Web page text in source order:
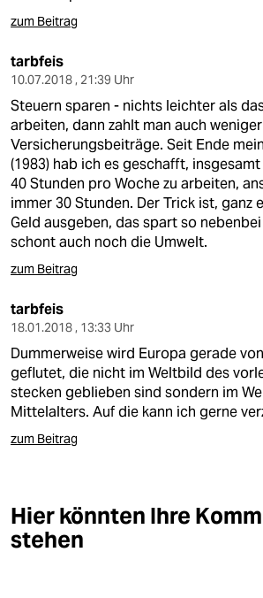
zum Beitrag
tarbfeis
10.07.2018 , 21:39 Uhr
Steuern sparen - nichts leichter als
arbeiten, dann zahlt man auch
Versicherungsbeiträge. Seit Ende
(1983) hab ich es geschafft,
40 Stunden pro Woche zu arbeiten,
immer 30 Stunden. Der Trick ist, ganz
Geld ausgeben, das spart so
schont auch noch die Umwelt.
zum Beitrag
tarbfeis
18.01.2018 , 13:33 Uhr
Dummerweise wird Europa gerade
geflutet, die nicht im Weltbild des
stecken geblieben sind sondern im
Mittelalters. Auf die kann ich gerne
zum Beitrag
Hier könnten Ihre
stehen